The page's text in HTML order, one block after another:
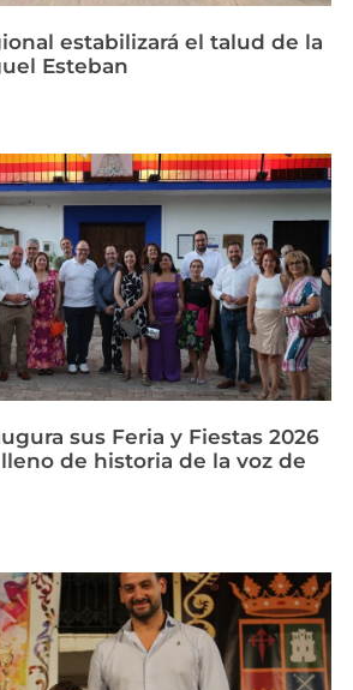
estabilizará el talud de la
Esteban
sus Feria y Fiestas 2026
de historia de la voz de